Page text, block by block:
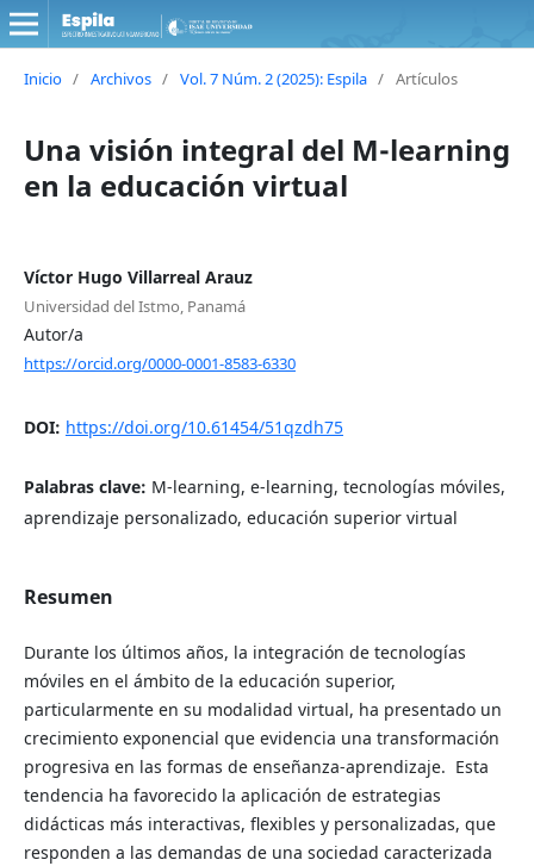
Inicio / Archivos / Vol. 7 Núm. 2 (2025): Espila / Artículos
Una visión integral del M-learning
en la educación virtual
Víctor Hugo Villarreal Arauz
Universidad del Istmo, Panamá
Autor/a
https://orcid.org/0000-0001-8583-6330
DOI: https://doi.org/10.61454/51qzdh75
Palabras clave: M-learning, e-learning, tecnologías móviles,
aprendizaje personalizado, educación superior virtual
Resumen
Durante los últimos años, la integración de tecnologías
móviles en el ámbito de la educación superior,
particularmente en su modalidad virtual, ha presentado un
crecimiento exponencial que evidencia una transformación
progresiva en las formas de enseñanza-aprendizaje. Esta
tendencia ha favorecido la aplicación de estrategias
didácticas más interactivas, flexibles y personalizadas, que
responden a las demandas de una sociedad caracterizada